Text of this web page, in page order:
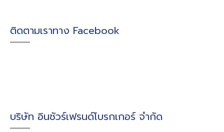
ติดตามเราทาง Facebook
บริษัท อินชัวร์เฟรนด์โบรกเกอร์ จำกัด